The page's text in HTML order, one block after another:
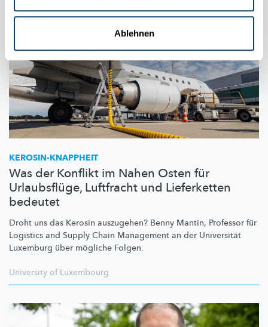
Ablehnen
KEROSIN-KNAPPHEIT
Was der Konflikt im Nahen Osten für
Urlaubsflüge, Luftfracht und Lieferketten
bedeutet
Droht uns das Kerosin auszugehen? Benny Mantin, Professor für
Logistics and Supply Chain Management an der Universität
Luxemburg über mögliche Folgen.
University of Luxembourg